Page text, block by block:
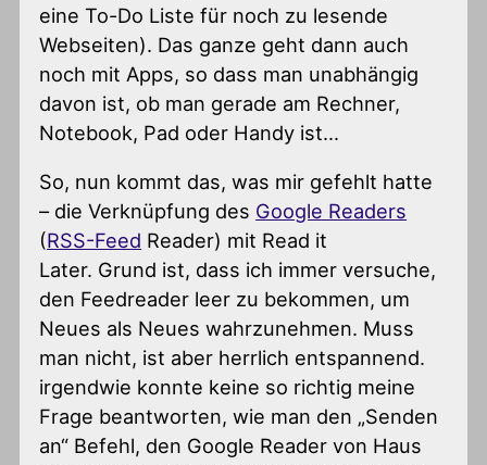
eine To-Do Liste für noch zu lesende
Webseiten). Das ganze geht dann auch
noch mit Apps, so dass man unabhängig
davon ist, ob man gerade am Rechner,
Notebook, Pad oder Handy ist…
So, nun kommt das, was mir gefehlt hatte
– die Verknüpfung des Google Readers
(RSS-Feed Reader) mit Read it
Later. Grund ist, dass ich immer versuche,
den Feedreader leer zu bekommen, um
Neues als Neues wahrzunehmen. Muss
man nicht, ist aber herrlich entspannend.
irgendwie konnte keine so richtig meine
Frage beantworten, wie man den „Senden
an“ Befehl, den Google Reader von Haus